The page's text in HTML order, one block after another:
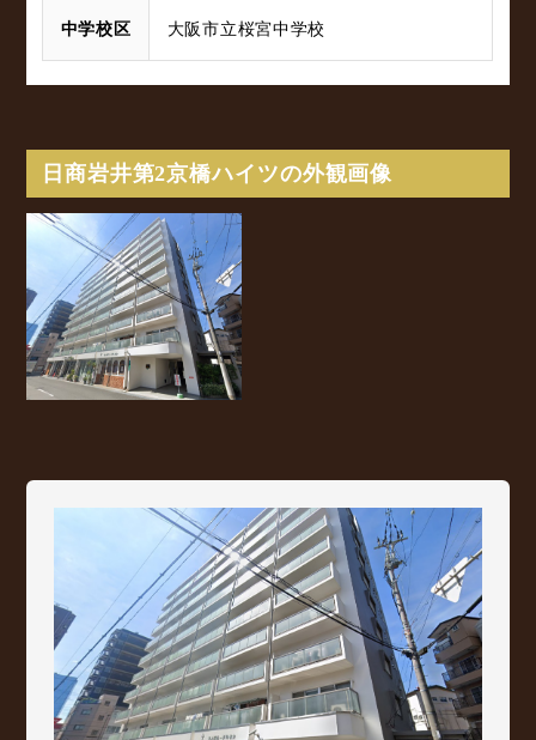
中学校区 大阪市立桜宮中学校
日商岩井第2京橋ハイツの外観画像